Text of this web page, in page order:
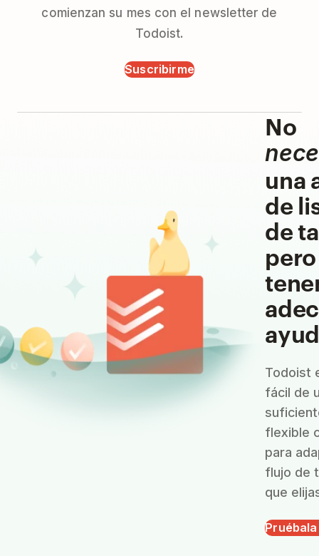
comienzan su mes con el newsletter de
Todoist.
Suscribirme
No
una
de
de
pero
Todoist
fácil de
flexible
para
flujo de
que